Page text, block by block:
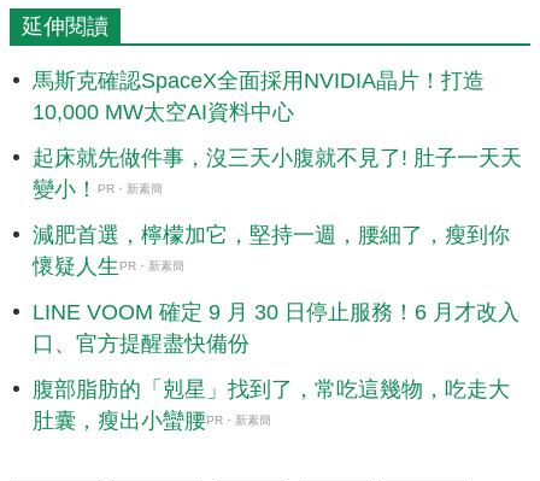
延伸閱讀
馬斯克確認SpaceX全面採用NVIDIA晶片！打造
10,000 MW太空AI資料中心
起床就先做件事，沒三天小腹就不見了! 肚子一天天
變小！
PR・新素簡
減肥首選，檸檬加它，堅持一週，腰細了，瘦到你
懷疑人生 PR・新素簡
LINE VOOM 確定 9 月 30 日停止服務！6 月才改入
口、官方提醒盡快備份
腹部脂肪的「剋星」找到了，常吃這幾物，吃走大
肚囊，瘦出小蠻腰PR・新素簡